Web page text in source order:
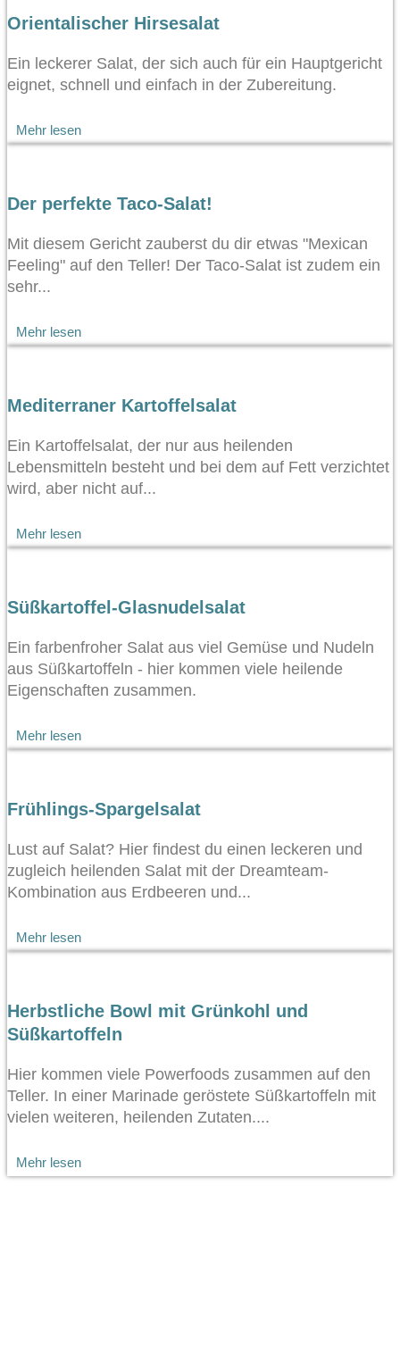
Orientalischer Hirsesalat
Ein leckerer Salat, der sich auch für ein Hauptgericht
eignet, schnell und einfach in der Zubereitung.
Mehr lesen
Der perfekte Taco-Salat!
Mit diesem Gericht zauberst du dir etwas "Mexican
Feeling" auf den Teller! Der Taco-Salat ist zudem ein
sehr...
Mehr lesen
Mediterraner Kartoffelsalat
Ein Kartoffelsalat, der nur aus heilenden
Lebensmitteln besteht und bei dem auf Fett verzichtet
wird, aber nicht auf...
Mehr lesen
Süßkartoffel-Glasnudelsalat
Ein farbenfroher Salat aus viel Gemüse und Nudeln
aus Süßkartoffeln - hier kommen viele heilende
Eigenschaften zusammen.
Mehr lesen
Frühlings-Spargelsalat
Lust auf Salat? Hier findest du einen leckeren und
zugleich heilenden Salat mit der Dreamteam-
Kombination aus Erdbeeren und...
Mehr lesen
Herbstliche Bowl mit Grünkohl und
Süßkartoffeln
Hier kommen viele Powerfoods zusammen auf den
Teller. In einer Marinade geröstete Süßkartoffeln mit
vielen weiteren, heilenden Zutaten....
Mehr lesen